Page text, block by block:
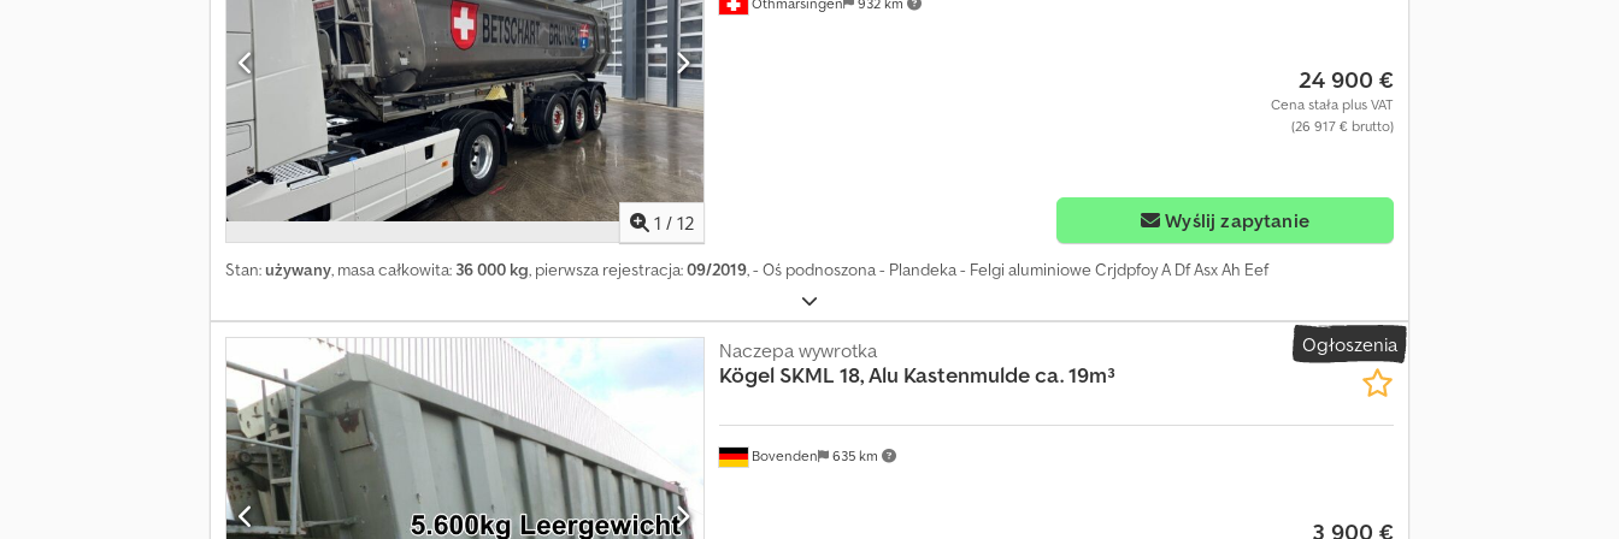
pneumatyczny Szyberdach Retarder hydrauliczny Hamulec silnikowy Moc: 460 KM DIN Numer seryjny: YV2RTY0A9KB90 Moc: 338kW Moc fiskalna: 34 KM
Pojemność skokowa: 12 777 cm³ Poziom hałasu na postoju: 90 dB
1 / 12
24 900 €
Cena stała plus VAT
(26 917 € brutto)
Wyślij zapytanie
Stan:używany, masa całkowita: 36 000 kg, pierwsza rejestracja:09/2019, - Oś podnoszona - Plandeka - Felgi aluminiowe Crjdpfoy A Df Asx Ah Eef
Ogłoszenia
Bovenden 635 km
Naczepa wywrotka
Kögel SKML 18, Alu Kastenmulde ca. 19m³
3 900 €